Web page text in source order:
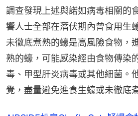
調查發現上述與諾如病毒相關的
響人士全部在潛伏期內曾食用生
未徹底煮熟的蠔是高風險食物，
熟的蠔，可能感染經由食物傳染
毒、甲型肝炎病毒或其他細菌。
覺，盡量避免進食生蠔或未徹底